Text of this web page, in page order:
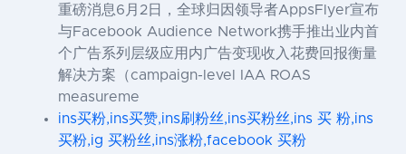
重磅消息6月2日，全球归因领导者AppsFlyer宣布
与Facebook Audience Network携手推出业内首
个广告系列层级应用内广告变现收入花费回报衡量
解决方案（campaign-level IAA ROAS
measureme
ins买粉,ins买赞,ins刷粉丝,ins买粉丝,ins 买 粉,ins
买粉,ig 买粉丝,ins涨粉,facebook 买粉